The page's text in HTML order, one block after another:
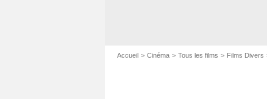
Accueil Cinéma Tous les films Films Divers